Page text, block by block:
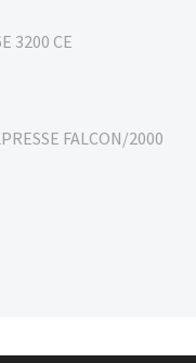
3200 CE
FALCON/2000